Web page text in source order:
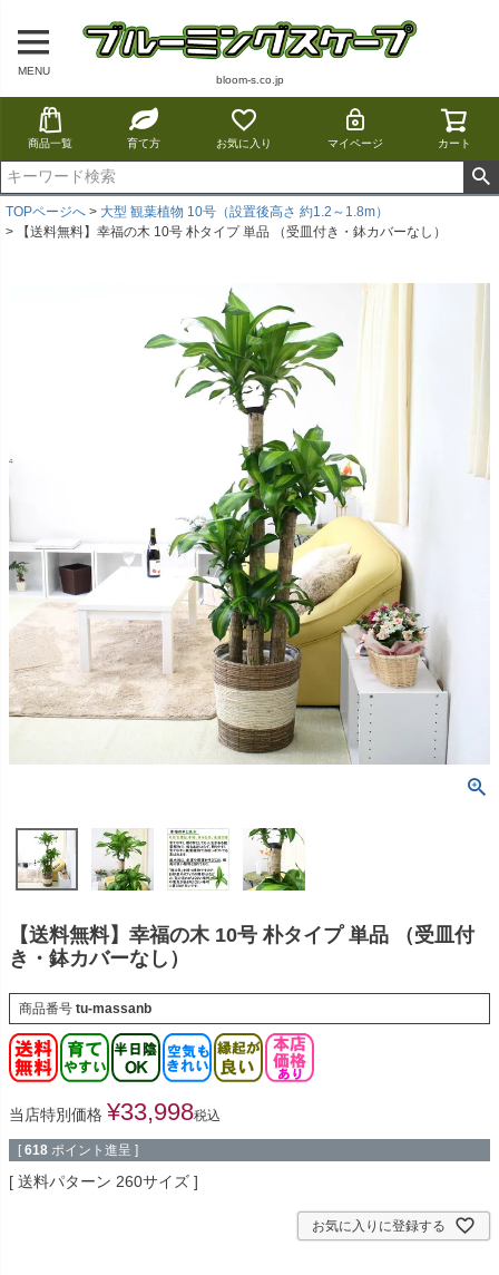
MENU
bloom-s.co.jp
商品一覧 育て方 お気に入り マイページ カート
TOPページへ
大型 観葉植物 10号（設置後高さ 約1.2～1.8m）
【送料無料】幸福の木 10号 朴タイプ 単品 （受皿付き・鉢カバーなし）
【送料無料】幸福の木 10号 朴タイプ 単品 （受皿付
き・鉢カバーなし）
商品番号 tu-massanb
当店特別価格 ¥33,998税込
[ 618 ポイント進呈 ]
送料パターン 260サイズ
お気に入りに登録する